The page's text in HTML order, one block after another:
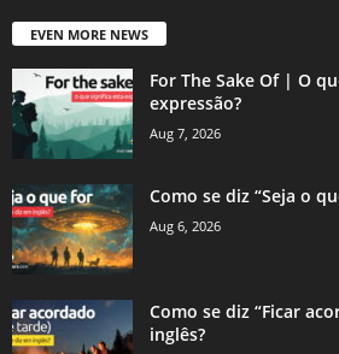
EVEN MORE NEWS
For The Sake Of | O
expressão?
Aug 7, 2026
Como se diz “Seja o
Aug 6, 2026
Como se diz “Ficar
inglês?